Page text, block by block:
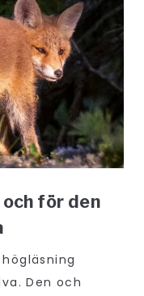
för den
Den och